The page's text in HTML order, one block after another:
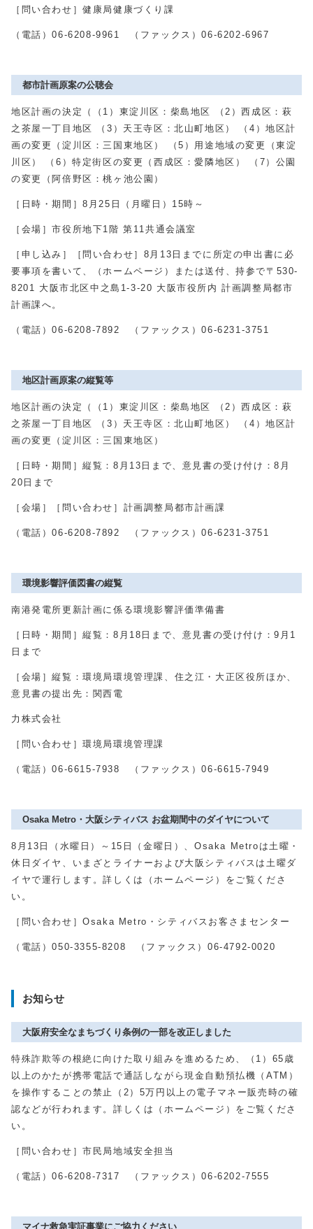
［問い合わせ］健康局健康づくり課
（電話）06-6208-9961 （ファックス）06-6202-6967
都市計画原案の公聴会
地区計画の決定（（1）東淀川区：柴島地区 （2）西成区：萩
之茶屋一丁目地区 （3）天王寺区：北山町地区） （4）地区計
画の変更（淀川区：三国東地区） （5）用途地域の変更（東淀
川区） （6）特定街区の変更（西成区：愛隣地区） （7）公園
の変更（阿倍野区：桃ヶ池公園）
［日時・期間］8月25日（月曜日）15時～
［会場］市役所地下1階 第11共通会議室
［申し込み］［問い合わせ］8月13日までに所定の申出書に必
要事項を書いて、（ホームページ）または送付、持参で〒530-
8201 大阪市北区中之島1-3-20 大阪市役所内 計画調整局都市
計画課へ。
（電話）06-6208-7892 （ファックス）06-6231-3751
地区計画原案の縦覧等
地区計画の決定（（ 1 ）東淀川区：柴島地区 （2 ）西成区：萩
之茶屋一丁目地区 （ 3 ）天王寺区：北山町地区） （4 ）地区計
画の変更（淀川区：三国東地区）
［日時・期間］縦覧： 8 月 13 日まで、意見書の受け付け：8 月
20 日まで
［会場］［問い合わせ］計画調整局都市計画課
（電話）06-6208-7892 （ファックス）06-6231-3751
環境影響評価図書の縦覧
南港発電所更新計画に係る環境影響評価準備書
［日時・期間］縦覧：8月18日まで、意見書の受け付け：9月1
日まで
［会場］縦覧：環境局環境管理課、住之江・大正区役所ほか、
意見書の提出先：関西電
力株式会社
［問い合わせ］環境局環境管理課
（電話）06-6615-7938 （ファックス）06-6615-7949
Osaka Metro・大阪シティバス お盆期間中のダイヤについて
8月13日（水曜日）～15日（金曜日）、Osaka Metroは土曜・
休日ダイヤ、いまざとライナーおよび大阪シティバスは土曜ダ
イヤで運行します。詳しくは（ホームページ）をご覧くださ
い。
［問い合わせ］Osaka Metro・シティバスお客さまセンター
（電話）050-3355-8208 （ファックス）06-4792-0020
お知らせ
大阪府安全なまちづくり条例の一部を改正しました
特殊詐欺等の根絶に向けた取り組みを進めるため、（1）65歳
以上のかたが携帯電話で通話しながら現金自動預払機（ATM）
を操作することの禁止（2）5万円以上の電子マネー販売時の確
認などが行われます。詳しくは（ホームページ）をご覧くださ
い。
［問い合わせ］市民局地域安全担当
（電話）06-6208-7317 （ファックス）06-6202-7555
マイナ救急実証事業にご協力ください